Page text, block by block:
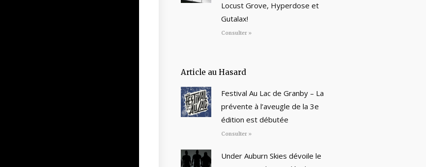
Locust Grove, Hyperdose et
Gutalax!
Consulter »
Article au Hasard
Festival Au Lac de Granby – La
prévente à l’aveugle de la 3e
édition est débutée
Consulter »
Under Auburn Skies dévoile le